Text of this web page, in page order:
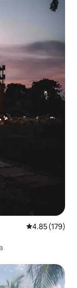
Calificación
4.85 (179)